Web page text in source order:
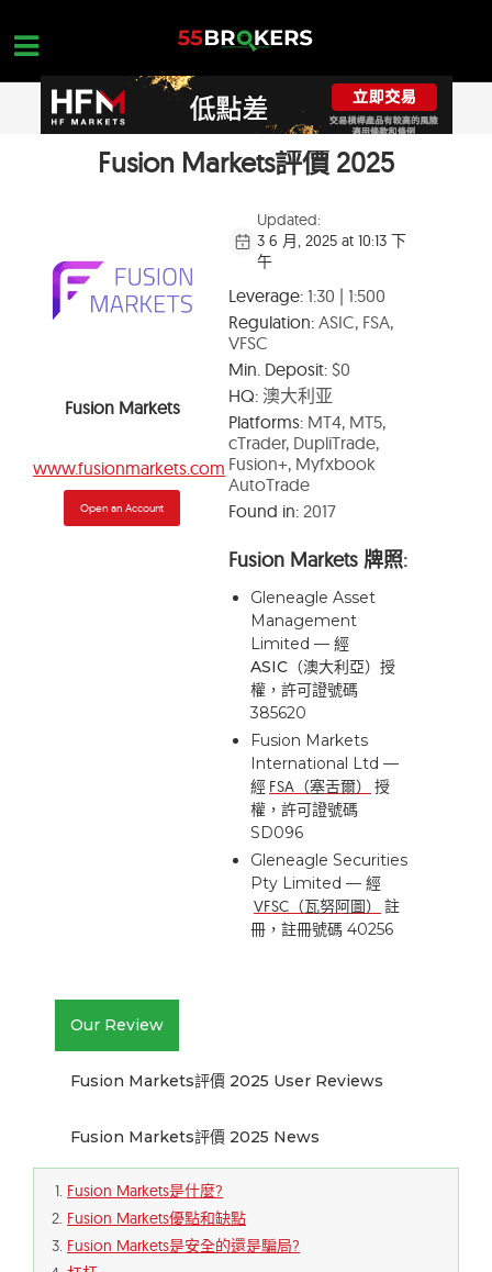
content
外匯入門
開設一個免費帳戶
Fusion Markets評價 2025
Fusion Markets
www.fusionmarkets.com
Open an Account
Updated:
3 6 月, 2025 at 10:13 下
午
Leverage:1:30 | 1:500
Regulation:ASIC, FSA,
VFSC
Min. Deposit:$0
HQ:澳大利亚
Platforms:MT4, MT5,
cTrader, DupliTrade,
Fusion+, Myfxbook
AutoTrade
Found in:2017
Fusion Markets 牌照:
Gleneagle Asset
Management
Limited — 經
ASIC（澳大利亞） 授
權，許可證號碼
385620
Fusion Markets
International Ltd —
經 FSA（塞舌爾）
授
權，許可證號碼
SD096
Gleneagle Securities
Pty Limited — 經
VFSC（瓦努阿圖）
註
冊，註冊號碼 40256
Our Review
Fusion Markets評價 2025 User Reviews
Fusion Markets評價 2025 News
Fusion Markets是什麼?
Fusion Markets優點和缺點
Fusion Markets是安全的還是騙局?